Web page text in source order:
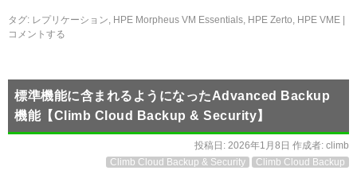
タグ: レプリケーション, HPE Morpheus VM Essentials, HPE Zerto, HPE VME
コメントする
標準機能に含まれるようになったAdvanced Backup
機能【Climb Cloud Backup & Security】
投稿日: 2026年1月8日 作成者: climb
Climb Cloud Backup & Security
Climb Cloud Backup